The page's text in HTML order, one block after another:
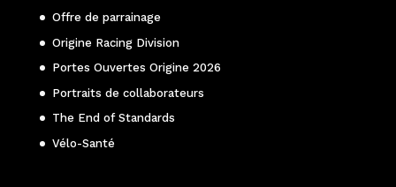
Offre de parrainage
Origine Racing Division
Portes Ouvertes Origine 2026
Portraits de collaborateurs
The End of Standards
Vélo-Santé